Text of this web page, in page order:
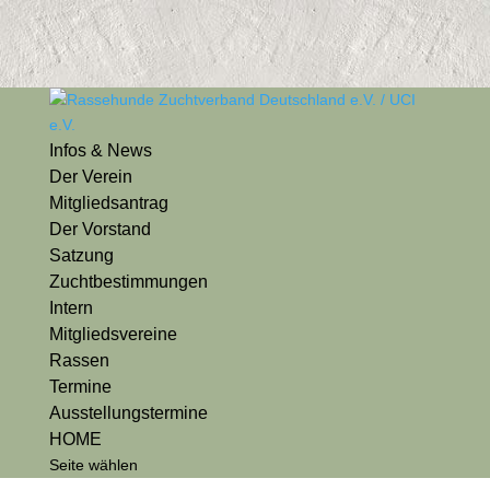
Infos & News
Der Verein
Mitgliedsantrag
Der Vorstand
Satzung
Zuchtbestimmungen
Intern
Mitgliedsvereine
Rassen
Termine
Ausstellungstermine
HOME
Seite wählen